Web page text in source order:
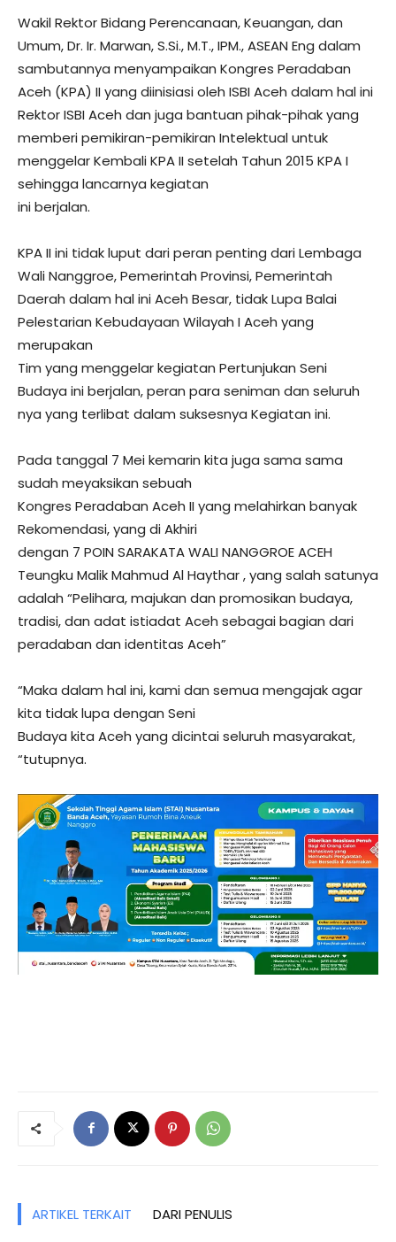
Wakil Rektor Bidang Perencanaan, Keuangan, dan
Umum, Dr. Ir. Marwan, S.Si., M.T., IPM., ASEAN Eng dalam
sambutannya menyampaikan Kongres Peradaban
Aceh (KPA) II yang diinisiasi oleh ISBI Aceh dalam hal ini
Rektor ISBI Aceh dan juga bantuan pihak-pihak yang
memberi pemikiran-pemikiran Intelektual untuk
menggelar Kembali KPA II setelah Tahun 2015 KPA I
sehingga lancarnya kegiatan
ini berjalan.
KPA II ini tidak luput dari peran penting dari Lembaga
Wali Nanggroe, Pemerintah Provinsi, Pemerintah
Daerah dalam hal ini Aceh Besar, tidak Lupa Balai
Pelestarian Kebudayaan Wilayah I Aceh yang
merupakan
Tim yang menggelar kegiatan Pertunjukan Seni
Budaya ini berjalan, peran para seniman dan seluruh
nya yang terlibat dalam suksesnya Kegiatan ini.
Pada tanggal 7 Mei kemarin kita juga sama sama
sudah meyaksikan sebuah
Kongres Peradaban Aceh II yang melahirkan banyak
Rekomendasi, yang di Akhiri
dengan 7 POIN SARAKATA WALI NANGGROE ACEH
Teungku Malik Mahmud Al Haythar , yang salah satunya
adalah “Pelihara, majukan dan promosikan budaya,
tradisi, dan adat istiadat Aceh sebagai bagian dari
peradaban dan identitas Aceh”
“Maka dalam hal ini, kami dan semua mengajak agar
kita tidak lupa dengan Seni
Budaya kita Aceh yang dicintai seluruh masyarakat,
“tutupnya.
ARTIKEL TERKAIT DARI PENULIS